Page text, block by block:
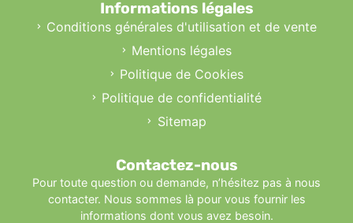
Informations légales
Conditions générales d'utilisation et de vente
Mentions légales
Politique de Cookies
Politique de confidentialité
Sitemap
Contactez-nous
Pour toute question ou demande, n’hésitez pas à nous
contacter. Nous sommes là pour vous fournir les
informations dont vous avez besoin.